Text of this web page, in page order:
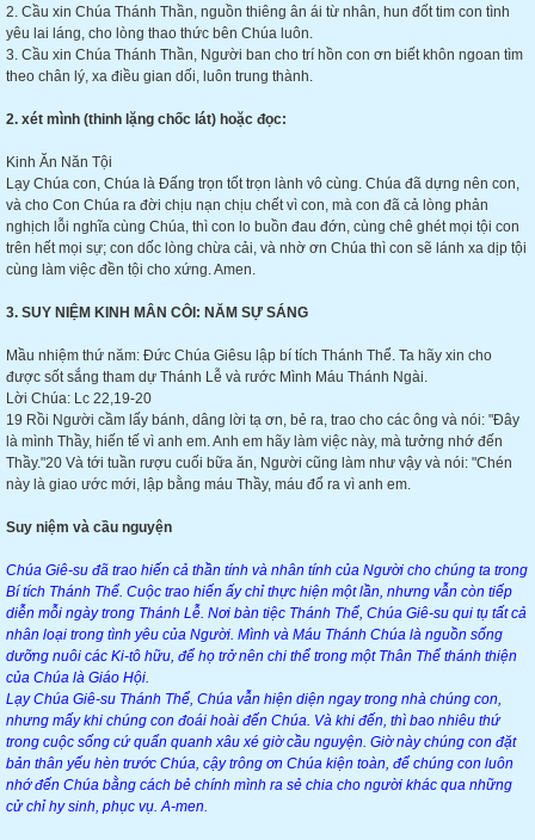
2. Cầu xin Chúa Thánh Thần, nguồn thiêng ân ái từ nhân, hun đốt tim con tình
yêu lai láng, cho lòng thao thức bên Chúa luôn.
3. Cầu xin Chúa Thánh Thần, Người ban cho trí hồn con ơn biết khôn ngoan tìm
theo chân lý, xa điều gian dối, luôn trung thành.
2. xét mình (thinh lặng chốc lát) hoặc đọc:
Kinh Ăn Năn Tội
Lạy Chúa con, Chúa là Đấng trọn tốt trọn lành vô cùng. Chúa đã dựng nên con,
và cho Con Chúa ra đời chịu nạn chịu chết vì con, mà con đã cả lòng phản
nghịch lỗi nghĩa cùng Chúa, thì con lo buồn đau đớn, cùng chê ghét mọi tội con
trên hết mọi sự; con dốc lòng chừa cải, và nhờ ơn Chúa thì con sẽ lánh xa dịp tội
cùng làm việc đền tội cho xứng. Amen.
3. SUY NIỆM KINH MÂN CÔI: NĂM SỰ SÁNG
Mầu nhiệm thứ năm: Đức Chúa Giêsu lập bí tích Thánh Thể. Ta hãy xin cho
được sốt sắng tham dự Thánh Lễ và rước Mình Máu Thánh Ngài.
Lời Chúa: Lc 22,19-20
19 Rồi Người cầm lấy bánh, dâng lời tạ ơn, bẻ ra, trao cho các ông và nói: "Đây
là mình Thầy, hiến tế vì anh em. Anh em hãy làm việc này, mà tưởng nhớ đến
Thầy."20 Và tới tuần rượu cuối bữa ăn, Người cũng làm như vậy và nói: "Chén
này là giao ước mới, lập bằng máu Thầy, máu đổ ra vì anh em.
Suy niệm và cầu nguyện
Chúa Giê-su đã trao hiến cả thần tính và nhân tính của Người cho chúng ta trong
Bí tích Thánh Thể. Cuộc trao hiến ấy chỉ thực hiện một lần, nhưng vẫn còn tiếp
diễn mỗi ngày trong Thánh Lễ. Nơi bàn tiệc Thánh Thể, Chúa Giê-su qui tụ tất cả
nhân loại trong tình yêu của Người. Mình và Máu Thánh Chúa là nguồn sống
dưỡng nuôi các Ki-tô hữu, để họ trở nên chi thể trong một Thân Thể thánh thiện
của Chúa là Giáo Hội.
Lạy Chúa Giê-su Thánh Thể, Chúa vẫn hiện diện ngay trong nhà chúng con,
nhưng mấy khi chúng con đoái hoài đến Chúa. Và khi đến, thì bao nhiêu thứ
trong cuộc sống cứ quẩn quanh xâu xé giờ cầu nguyện. Giờ này chúng con đặt
bản thân yếu hèn trước Chúa, cậy trông ơn Chúa kiện toàn, để chúng con luôn
nhớ đến Chúa bằng cách bẻ chính mình ra sẻ chia cho người khác qua những
cử chỉ hy sinh, phục vụ. A-men.